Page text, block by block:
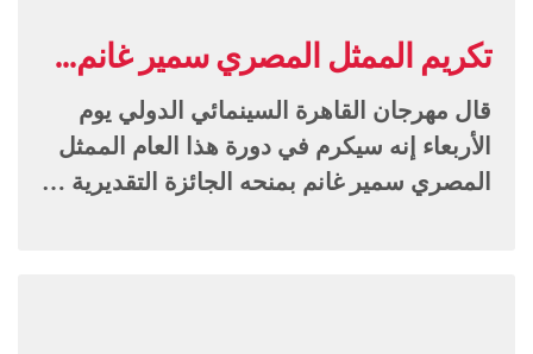
تكريم الممثل المصري سمير غانم...
قال مهرجان القاهرة السينمائي الدولي يوم
الأربعاء إنه سيكرم في دورة هذا العام الممثل
المصري سمير غانم بمنحه الجائزة التقديرية …